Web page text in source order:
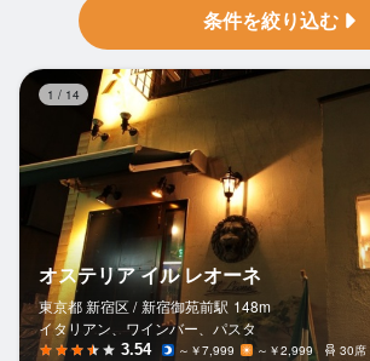
条件を絞り込む
1 / 14
オステリア イル レオーネ
東京都 新宿区 / 新宿御苑前駅 148m
イタリアン、ワインバー、パスタ
3.54 ～￥7,999 ～￥2,999 30席